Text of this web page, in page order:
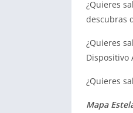
¿Quieres
descubras
¿Quieres
Dispositivo
¿Quieres
Mapa